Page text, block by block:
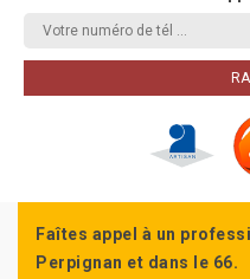
Faîtes appel à un
Perpignan et dans le 66.